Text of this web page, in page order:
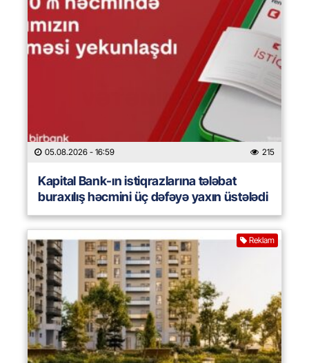
05.08.2026 - 16:59 215
Kapital Bank-ın istiqrazlarına tələbat
buraxılış həcmini üç dəfəyə yaxın üstələdi
Reklam